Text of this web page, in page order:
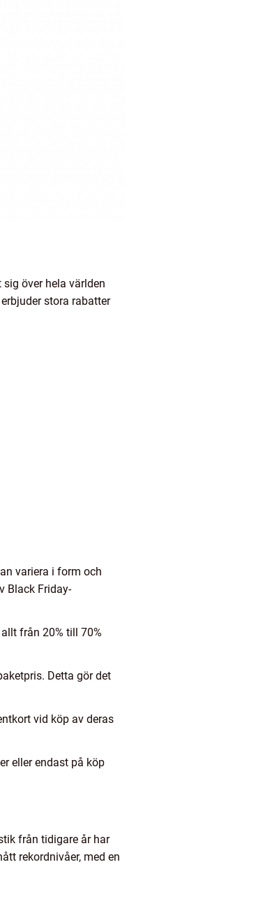
över hela världen
stora rabatter
variera i form och
Black Friday-
från 20% till 70%
Detta gör det
vid köp av deras
eller endast på köp
från tidigare år har
rekordnivåer, med en